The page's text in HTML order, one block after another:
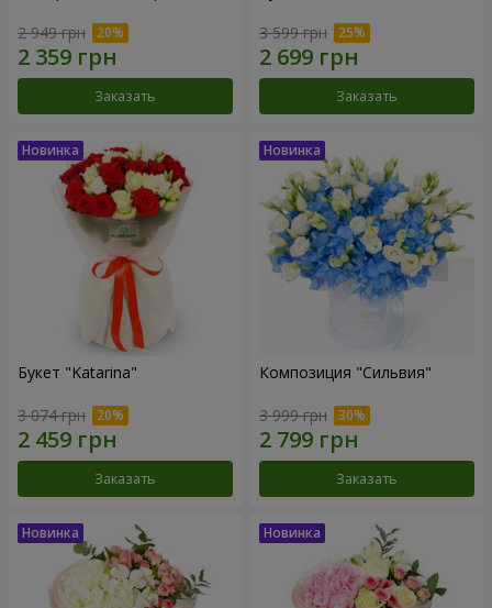
2 949 грн
Заказать
3 599 грн
Заказать
Букет "Katarina"
3 074 грн
Заказать
Композиция "Сильвия"
3 999 грн
Заказать